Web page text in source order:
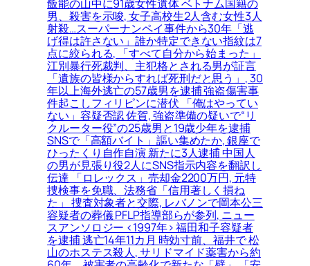
飯能の山中に91歳女性遺体 ベトナム国籍の
男、殺害を示唆, 女子高校生2人含む女性3人
射殺…スーパーナンペイ事件から30年「逃
げ得は許さない」誰か特定できない指紋は7
点に絞られる, 「すべて自分から始まった」
江別暴行死裁判、主犯格とされる男が証言
「遺族の皆様からすれば死刑だと思う」, 30
年以上海外逃亡の57歳男を逮捕 強盗傷害事
件起こしフィリピンに潜伏 「俺はやってい
ない」容疑否認 佐賀, 強盗準備の疑いで“リ
クルーター役”の25歳男と19歳少年を逮捕
SNSで「高額バイト」謳い集めたか, 銀座で
ひったくり自作自演 新たに3人逮捕 中国人
の男が見張り役2人にSNS指示内容を翻訳し
伝達 「ロレックス」売却金2200万円, 元特
捜検事を免職、法務省「信用著しく損ね
た」 捜査対象者と交際, レバノンで岡本公三
容疑者の葬儀 PFLP指導部らが参列, ニュー
スアンソロジー <1997年> 福田和子容疑者
を逮捕 逃亡14年11カ月 時効寸前、福井で 松
山のホステス殺人, サリドマイド薬害から約